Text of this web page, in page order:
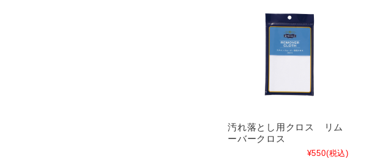
汚れ落とし用クロス リム
ーバークロス
¥550(税込)